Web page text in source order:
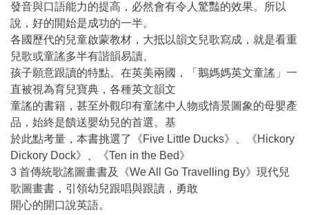
發音與口語能力的提高，必然會有令人驚豔的效果。所以
說，好的開始是成功的一半。
各國歷代的兒童啟蒙教材，大抵以韻文兒歌寫成，就是看重
兒歌或童謠多半有諧韻易讀、
孩子願意跟讀的特點。在英美兩國，「鵝媽媽英文童謠」一
直被視為育兒寶典，各種英文韻文
童謠的書籍，甚至外觀印有童謠中人物或情景圖象的母嬰產
品，始終是饋送嬰幼兒的首選。基
於此點考量，本書挑選了《Five Little Ducks》、《Hickory
Dickory Dock》、《Ten in the Bed》
3 首傳統歌謠圖畫書及《We All Go Travelling By》現代兒
歌圖畫書，引領幼兒跟唱與跟讀，勇敢
開心的開口說英語。